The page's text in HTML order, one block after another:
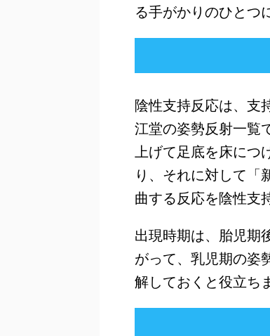
る手がかりのひとつ
陰性支持反応は、支
江堂の姿勢反射一覧
上げて足底を床につ
り、それに対して「
曲する反応を陰性支
出現時期は、胎児期
がって、乳児期の姿
解しておくと役立ち